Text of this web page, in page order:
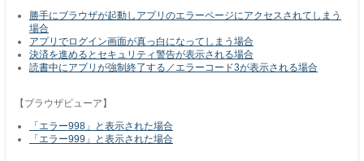
勝手にブラウザが起動しアプリのエラーページにアクセスされてしまう
場合
アプリでログイン画面が真っ白になってしまう場合
決済を進めるとセキュリティ警告が表示される場合
読書中にアプリが強制終了する／エラーコード3が表示される場合
【ブラウザビューア】
「エラー998」と表示された場合
「エラー999」と表示された場合